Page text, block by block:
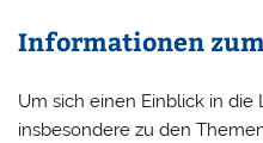
Informationen
Um sich einen Einblick in die
insbesondere zu den